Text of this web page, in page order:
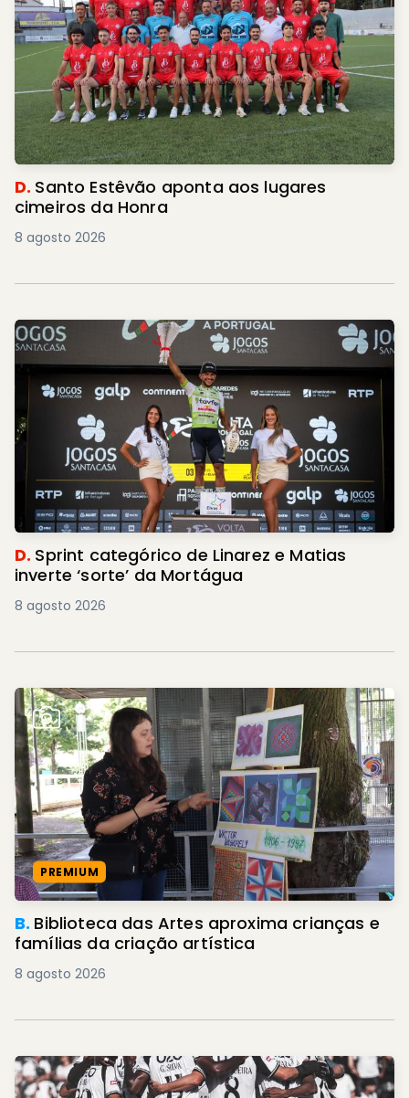
D. Santo Estêvão aponta aos lugares
cimeiros da Honra
8 agosto 2026
D. Sprint categórico de Linarez e Matias
inverte ‘sorte’ da Mortágua
8 agosto 2026
PREMIUM
B. Biblioteca das Artes aproxima crianças e
famílias da criação artística
8 agosto 2026